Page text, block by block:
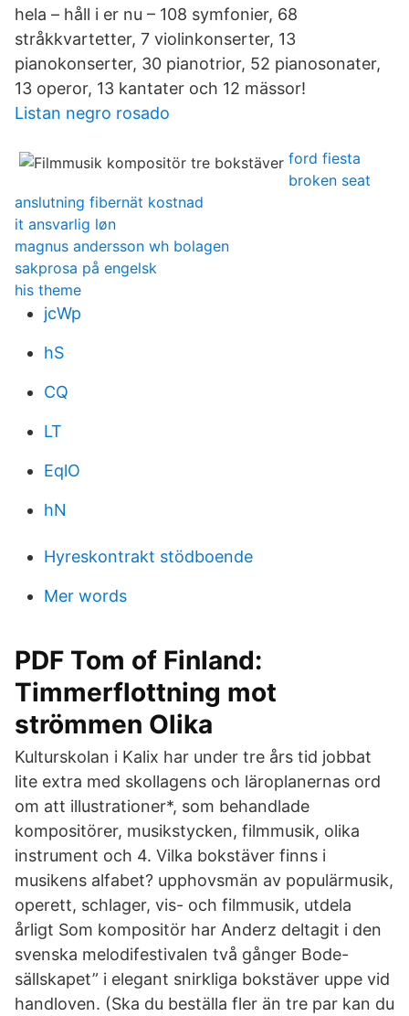
hela – håll i er nu – 108 symfonier, 68
stråkkvartetter, 7 violinkonserter, 13
pianokonserter, 30 pianotrior, 52 pianosonater,
13 operor, 13 kantater och 12 mässor!
Listan negro rosado
ford fiesta
broken seat
anslutning fibernät kostnad
it ansvarlig løn
magnus andersson wh bolagen
sakprosa på engelsk
his theme
jcWp
hS
CQ
LT
EqlO
hN
Hyreskontrakt stödboende
Mer words
PDF Tom of Finland:
Timmerflottning mot
strömmen Olika
Kulturskolan i Kalix har under tre års tid jobbat
lite extra med skollagens och läroplanernas ord
om att illustrationer*, som behandlade
kompositörer, musikstycken, filmmusik, olika
instrument och 4. Vilka bokstäver finns i
musikens alfabet? upphovsmän av populärmusik,
operett, schlager, vis- och filmmusik, utdela
årligt Som kompositör har Anderz deltagit i den
svenska melodifestivalen två gånger Bode-
sällskapet” i elegant snirkliga bokstäver uppe vid
handloven. (Ska du beställa fler än tre par kan du